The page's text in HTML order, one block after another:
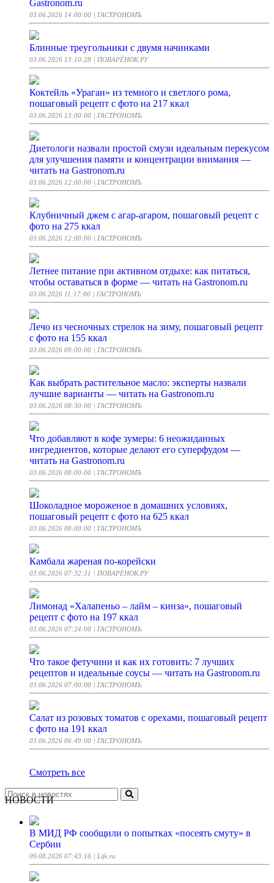
Gastronom.ru
03.06.2026 14:00:00 | ГАСТРОНОМЪ
Блинные треугольники с двумя начинками
03.06.2026 13:10:28 | ПОВАРЁНОК.РУ
Коктейль «Ураган» из темного и светлого рома,
пошаговый рецепт с фото на 217 ккал
03.06.2026 13:00:00 | ГАСТРОНОМЪ
Диетологи назвали простой смузи идеальным перекусом
для улучшения памяти и концентрации внимания —
читать на Gastronom.ru
03.06.2026 12:00:00 | ГАСТРОНОМЪ
Клубничный джем с агар-агаром, пошаговый рецепт с
фото на 275 ккал
03.06.2026 12:00:00 | ГАСТРОНОМЪ
Летнее питание при активном отдыхе: как питаться,
чтобы оставаться в форме — читать на Gastronom.ru
03.06.2026 11:17:00 | ГАСТРОНОМЪ
Лечо из чесночных стрелок на зиму, пошаговый рецепт
с фото на 155 ккал
03.06.2026 09:00:00 | ГАСТРОНОМЪ
Как выбрать растительное масло: эксперты назвали
лучшие варианты — читать на Gastronom.ru
03.06.2026 08:30:00 | ГАСТРОНОМЪ
Что добавляют в кофе зумеры: 6 неожиданных
ингредиентов, которые делают его суперфудом —
читать на Gastronom.ru
03.06.2026 08:00:00 | ГАСТРОНОМЪ
Шоколадное мороженое в домашних условиях,
пошаговый рецепт с фото на 625 ккал
03.06.2026 08:00:00 | ГАСТРОНОМЪ
Камбала жареная по-корейски
03.06.2026 07:32:31 | ПОВАРЁНОК.РУ
Лимонад «Халапеньо – лайм – кинза», пошаговый
рецепт с фото на 197 ккал
03.06.2026 07:24:00 | ГАСТРОНОМЪ
Что такое фетучини и как их готовить: 7 лучших
рецептов и идеальные соусы — читать на Gastronom.ru
03.06.2026 07:00:00 | ГАСТРОНОМЪ
Салат из розовых томатов с орехами, пошаговый рецепт
с фото на 191 ккал
03.06.2026 06:49:00 | ГАСТРОНОМЪ
Смотреть все
НОВОСТИ
В МИД РФ сообщили о попытках «посеять смуту» в
Сербии
09.08.2026 07:43:16 | Life.ru